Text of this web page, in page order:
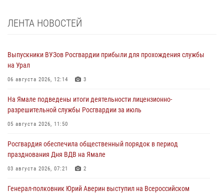
ЛЕНТА НОВОСТЕЙ
Выпускники ВУЗов Росгвардии прибыли для прохождения службы
на Урал
06 августа 2026, 12:14 3
На Ямале подведены итоги деятельности лицензионно-
разрешительной службы Росгвардии за июль
05 августа 2026, 11:50
Росгвардия обеспечила общественный порядок в период
празднования Дня ВДВ на Ямале
03 августа 2026, 07:21 2
Генерал-полковник Юрий Аверин выступил на Всероссийском